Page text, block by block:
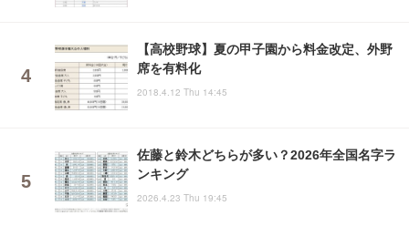
【高校野球】夏の甲子園から料金改定、外野
席を有料化
2018.4.12 Thu 14:45
佐藤と鈴木どちらが多い？2026年全国名字ラ
ンキング
2026.4.23 Thu 19:45